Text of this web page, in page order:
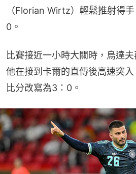
（Florian Wirtz）輕鬆推射得
0。
比賽接近一小時大關時，烏達
他在接到卡爾的直傳後高速突
比分改寫為3：0。